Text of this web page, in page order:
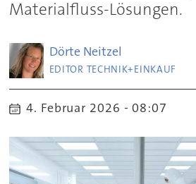
Materialfluss-Lösungen.
Dörte Neitzel
EDITOR TECHNIK+EINKAUF
4. Februar 2026 - 08:07